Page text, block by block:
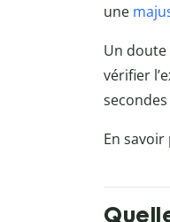
une
Un doute
vérifier
En savoir